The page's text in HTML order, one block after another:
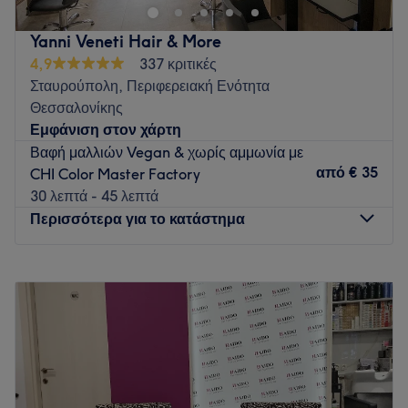
Yanni Veneti Hair & More
4,9
337 κριτικές
Σταυρούπολη, Περιφερειακή Ενότητα
Θεσσαλονίκης
Εμφάνιση στον χάρτη
Βαφή μαλλιών Vegan & χωρίς αμμωνία με
CHI Color Master Factory
30 λεπτά - 45 λεπτά
από € 35
Περισσότερα για το κατάστημα
Τρίτη
10:00–21:00
10:00–18:00
10:00–21:00
Παρασκευή
10:00 –21:00
Σάββατο
09:00 –16:00
Κυριακή
Κλειστό